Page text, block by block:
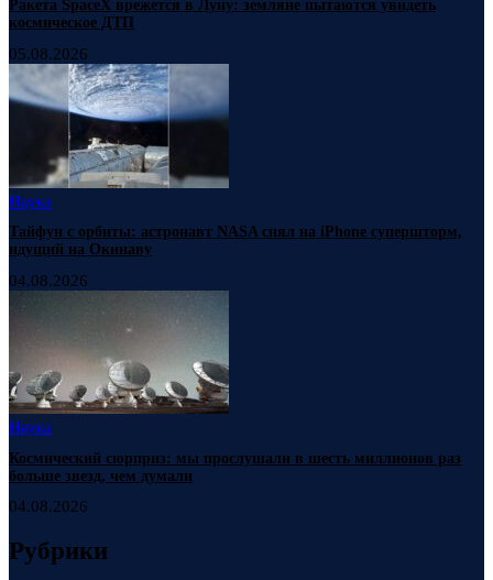
Ракета SpaceX врежется в Луну: земляне пытаются увидеть
космическое ДТП
05.08.2026
Наука
Тайфун с орбиты: астронавт NASA снял на iPhone супершторм,
идущий на Окинаву
04.08.2026
Наука
Космический сюрприз: мы прослушали в шесть миллионов раз
больше звезд, чем думали
04.08.2026
Рубрики